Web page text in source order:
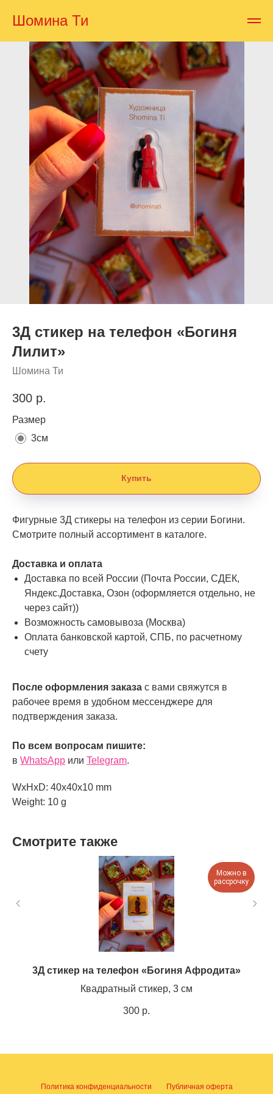
Шомина Ти
3Д стикер на телефон «Богиня
Лилит»
Шомина Ти
300 р.
Размер
3см
Купить
Фигурные 3Д стикеры на телефон из серии Богини.
Смотрите полный ассортимент в каталоге.
Доставка и оплата
Доставка по всей России (Почта России, СДЕК,
Яндекс.Доставка, Озон (оформляется отдельно, не
через сайт))
Возможность самовывоза (Москва)
Оплата банковской картой, СПБ, по расчетному
счету
После оформления заказа с вами свяжутся в
рабочее время в удобном мессенджере для
подтверждения заказа.
По всем вопросам пишите:
в WhatsApp или Telegram.
WxHxD: 40x40x10 mm
Weight: 10 g
Смотрите также
Можно в
рассрочку
3Д стикер на телефон «Богиня Афродита»
Квадратный стикер, 3 см
300 р.
Политика конфиденциальности Публичная оферта